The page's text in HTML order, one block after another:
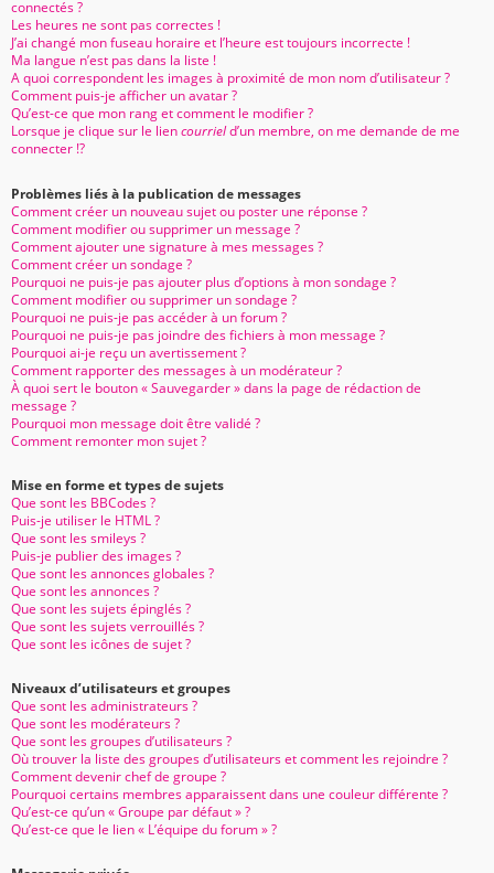
connectés ?
Les heures ne sont pas correctes !
J’ai changé mon fuseau horaire et l’heure est toujours incorrecte !
Ma langue n’est pas dans la liste !
A quoi correspondent les images à proximité de mon nom d’utilisateur ?
Comment puis-je afficher un avatar ?
Qu’est-ce que mon rang et comment le modifier ?
Lorsque je clique sur le liencourrield’un membre, on me demande de me
connecter !?
Problèmes liés à la publication de messages
Comment créer un nouveau sujet ou poster une réponse ?
Comment modifier ou supprimer un message ?
Comment ajouter une signature à mes messages ?
Comment créer un sondage ?
Pourquoi ne puis-je pas ajouter plus d’options à mon sondage ?
Comment modifier ou supprimer un sondage ?
Pourquoi ne puis-je pas accéder à un forum ?
Pourquoi ne puis-je pas joindre des fichiers à mon message ?
Pourquoi ai-je reçu un avertissement ?
Comment rapporter des messages à un modérateur ?
À quoi sert le bouton « Sauvegarder » dans la page de rédaction de
message ?
Pourquoi mon message doit être validé ?
Comment remonter mon sujet ?
Mise en forme et types de sujets
Que sont les BBCodes ?
Puis-je utiliser le HTML ?
Que sont les smileys ?
Puis-je publier des images ?
Que sont les annonces globales ?
Que sont les annonces ?
Que sont les sujets épinglés ?
Que sont les sujets verrouillés ?
Que sont les icônes de sujet ?
Niveaux d’utilisateurs et groupes
Que sont les administrateurs ?
Que sont les modérateurs ?
Que sont les groupes d’utilisateurs ?
Où trouver la liste des groupes d’utilisateurs et comment les rejoindre ?
Comment devenir chef de groupe ?
Pourquoi certains membres apparaissent dans une couleur différente ?
Qu’est-ce qu’un « Groupe par défaut » ?
Qu’est-ce que le lien « L’équipe du forum » ?